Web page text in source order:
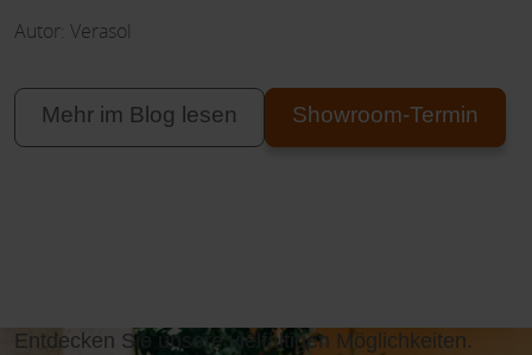
Autor: Verasol
Mehr im Blog lesen Showroom-Termin
Entdecken Sie unsere vielfältigen Möglichkeiten.